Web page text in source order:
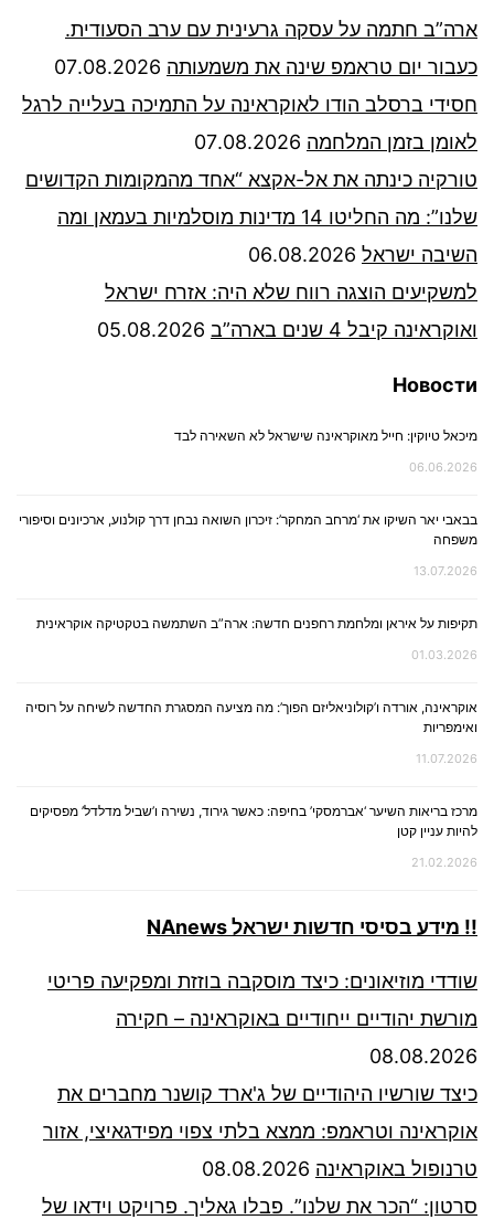
ארה”ב חתמה על עסקה גרעינית עם ערב הסעודית.
כעבור יום טראמפ שינה את משמעותה 07.08.2026
חסידי ברסלב הודו לאוקראינה על התמיכה בעלייה לרגל
לאומן בזמן המלחמה 07.08.2026
טורקיה כינתה את אל-אקצא “אחד מהמקומות הקדושים
שלנו”: מה החליטו 14 מדינות מוסלמיות בעמאן ומה
השיבה ישראל 06.08.2026
למשקיעים הוצגה רווח שלא היה: אזרח ישראל
ואוקראינה קיבל 4 שנים בארה”ב
05.08.2026
Новости
מיכאל טיוקין: חייל מאוקראינה שישראל לא השאירה לבד
06.06.2026
בבאבי יאר השיקו את ‘מרחב המחקר’: זיכרון השואה נבחן דרך קולנוע, ארכיונים וסיפורי
משפחה
13.07.2026
תקיפות על איראן ומלחמת רחפנים חדשה: ארה”ב השתמשה בטקטיקה אוקראינית
01.03.2026
אוקראינה, אורדה ו’קולוניאליזם הפוך’: מה מציעה המסגרת החדשה לשיחה על רוסיה
ואימפריות
11.07.2026
מרכז בריאות השיער ‘אברמסקי’ בחיפה: כאשר גירוד, נשירה ו’שביל מדלדל’ מפסיקים
להיות עניין קטן
21.02.2026
!! מידע בסיסי חדשות ישראל NAnews
שודדי מוזיאונים: כיצד מוסקבה בוזזת ומפקיעה פריטי
מורשת יהודיים ייחודיים באוקראינה – חקירה
08.08.2026
כיצד שורשיו היהודיים של ג'ארד קושנר מחברים את
אוקראינה וטראמפ: ממצא בלתי צפוי מפידגאיצי, אזור
טרנופול באוקראינה 08.08.2026
סרטון: “הכר את שלנו”. פבלו גאליך. פרויקט וידאו של